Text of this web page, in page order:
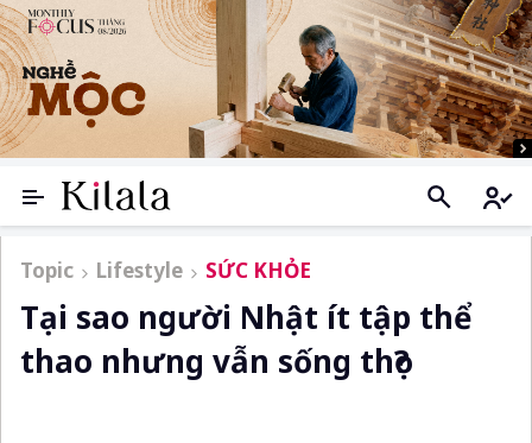
Topic Lifestyle SỨC KHỎE
Tại sao người Nhật ít tập thể
thao nhưng vẫn sống thọ?